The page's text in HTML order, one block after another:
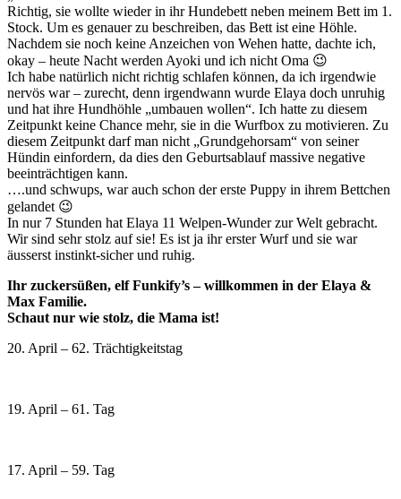
Richtig, sie wollte wieder in ihr Hundebett neben meinem Bett im 1.
Stock. Um es genauer zu beschreiben, das Bett ist eine Höhle.
Nachdem sie noch keine Anzeichen von Wehen hatte, dachte ich,
okay – heute Nacht werden Ayoki und ich nicht Oma 😉
Ich habe natürlich nicht richtig schlafen können, da ich irgendwie
nervös war – zurecht, denn irgendwann wurde Elaya doch unruhig
und hat ihre Hundhöhle „umbauen wollen“. Ich hatte zu diesem
Zeitpunkt keine Chance mehr, sie in die Wurfbox zu motivieren. Zu
diesem Zeitpunkt darf man nicht „Grundgehorsam“ von seiner
Hündin einfordern, da dies den Geburtsablauf massive negative
beeinträchtigen kann.
….und schwups, war auch schon der erste Puppy in ihrem Bettchen
gelandet 😉
In nur 7 Stunden hat Elaya 11 Welpen-Wunder zur Welt gebracht.
Wir sind sehr stolz auf sie! Es ist ja ihr erster Wurf und sie war
äusserst instinkt-sicher und ruhig.
Ihr zuckersüßen, elf Funkify’s – willkommen in der Elaya &
Max Familie.
Schaut nur wie stolz, die Mama ist!
20. April – 62. Trächtigkeitstag
19. April – 61. Tag
17. April – 59. Tag